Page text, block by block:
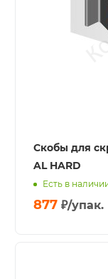
Скобы для
AL HARD
Есть в
877 ₽/упак.